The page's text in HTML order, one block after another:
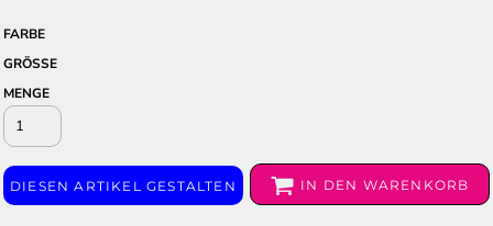
FARBE
GRÖSSE
MENGE
DIESEN ARTIKEL GESTALTEN IN DEN WARENKORB